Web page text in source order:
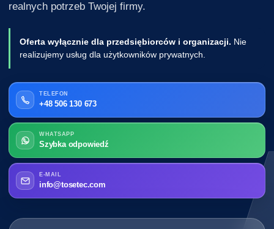
realnych potrzeb Twojej firmy.
Oferta wyłącznie dla przedsiębiorców i organizacji. Nie
realizujemy usług dla użytkowników prywatnych.
TELEFON
+48 506 130 673
WHATSAPP
Szybka odpowiedź
E-MAIL
info@tosetec.com